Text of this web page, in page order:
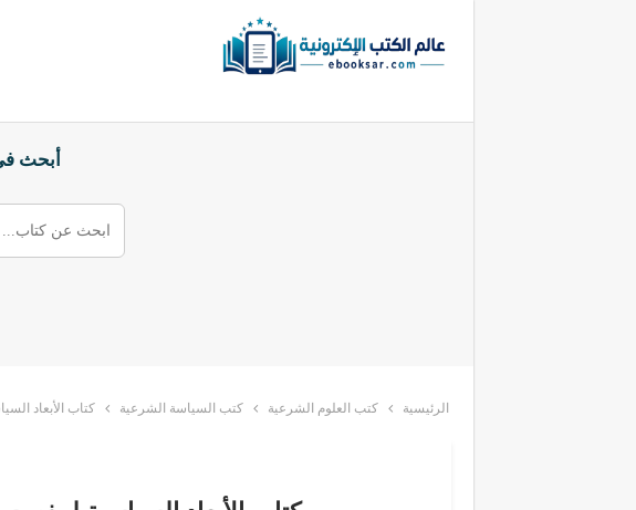
أبحث
الرئيسية كتب العلوم الشرعية كتب السياسة الشرعية كتاب الأبعاد